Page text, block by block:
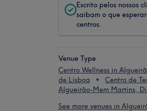
Escrito pelos nossos
saibam o que
centros.
Venue Type
Centro Wellness in
de Lisboa
Centro de
Algueirão-Mem Martins,
See more venues in